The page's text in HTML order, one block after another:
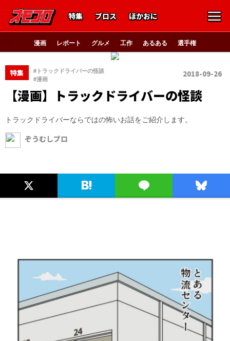
特集 ブロス ほかおに
漫画 レポート グルメ 工作 あるある 選手権
特集 #トラックドライバーの怪談
#漫画
2018-09-26
【漫画】トラックドライバーの怪談
トラックドライバーならではの怖いお話をご紹介します。
ぞうむしプロ